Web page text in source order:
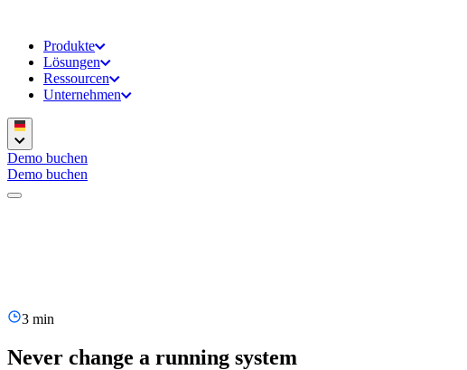
Produkte
Lösungen
Ressourcen
Unternehmen
Demo buchen
Demo buchen
3 min
Never change a running system